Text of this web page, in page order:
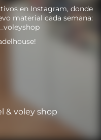
en Instagram, donde
material cada semana:
& voley shop